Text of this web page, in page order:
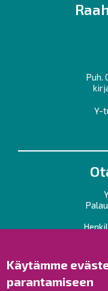
Käytämme
parantamiseen
Puh.
Y-